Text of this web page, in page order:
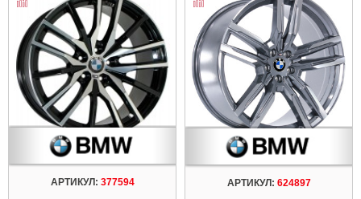
АРТИКУЛ: 377594 АРТИКУЛ: 624897